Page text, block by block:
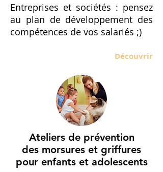
Entreprises et sociétés : pensez
au plan de développement des
compétences de vos salariés ;)
Découvrir
Ateliers de prévention
des morsures et griffures
pour enfants et adolescents